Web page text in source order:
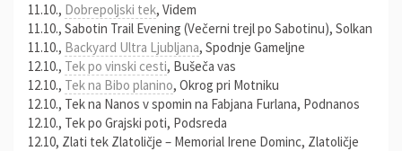
11.10., Dobrepoljski tek, Videm
11.10., Sabotin Trail Evening (Večerni trejl po Sabotinu), Solkan
11.10., Backyard Ultra Ljubljana, Spodnje Gameljne
12.10., Tek po vinski cesti, Bušeča vas
12.10., Tek na Bibo planino, Okrog pri Motniku
12.10., Tek na Nanos v spomin na Fabjana Furlana, Podnanos
12.10., Tek po Grajski poti, Podsreda
12.10, Zlati tek Zlatoličje – Memorial Irene Dominc, Zlatoličje